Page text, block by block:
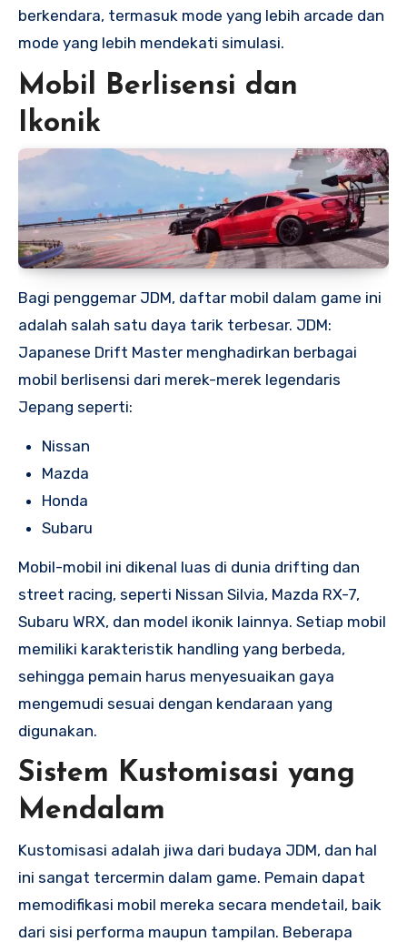
berkendara, termasuk mode yang lebih arcade dan
mode yang lebih mendekati simulasi.
Mobil Berlisensi dan
Ikonik
Bagi penggemar JDM, daftar mobil dalam game ini
adalah salah satu daya tarik terbesar. JDM:
Japanese Drift Master menghadirkan berbagai
mobil berlisensi dari merek-merek legendaris
Jepang seperti:
Nissan
Mazda
Honda
Subaru
Mobil-mobil ini dikenal luas di dunia drifting dan
street racing, seperti Nissan Silvia, Mazda RX-7,
Subaru WRX, dan model ikonik lainnya. Setiap mobil
memiliki karakteristik handling yang berbeda,
sehingga pemain harus menyesuaikan gaya
mengemudi sesuai dengan kendaraan yang
digunakan.
Sistem Kustomisasi yang
Mendalam
Kustomisasi adalah jiwa dari budaya JDM, dan hal
ini sangat tercermin dalam game. Pemain dapat
memodifikasi mobil mereka secara mendetail, baik
dari sisi performa maupun tampilan. Beberapa